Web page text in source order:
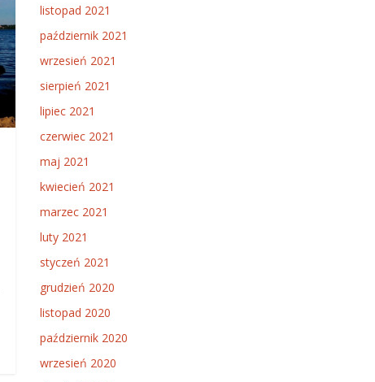
listopad 2021
październik 2021
wrzesień 2021
sierpień 2021
lipiec 2021
czerwiec 2021
maj 2021
kwiecień 2021
marzec 2021
luty 2021
styczeń 2021
grudzień 2020
listopad 2020
październik 2020
wrzesień 2020